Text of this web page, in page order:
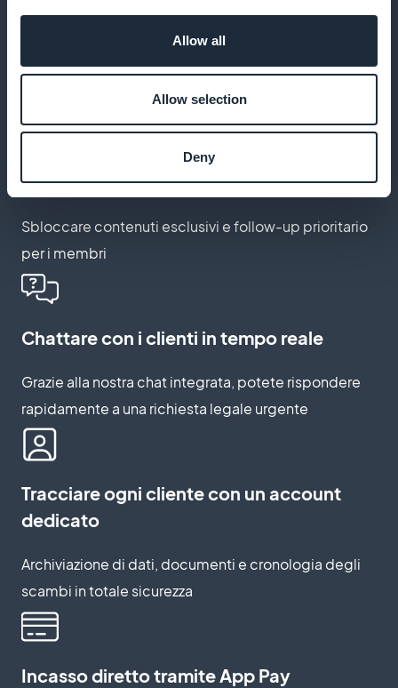
Allow all
Allow selection
Deny
Avvisare i vostri clienti di scadenze importanti o della
pubblicazione di un nuovo articolo
Offrire accesso premium agli abbonati
Sbloccare contenuti esclusivi e follow-up prioritario
per i membri
Chattare con i clienti in tempo reale
Grazie alla nostra chat integrata, potete rispondere
rapidamente a una richiesta legale urgente
Tracciare ogni cliente con un account
dedicato
Archiviazione di dati, documenti e cronologia degli
scambi in totale sicurezza
Incasso diretto tramite App Pay